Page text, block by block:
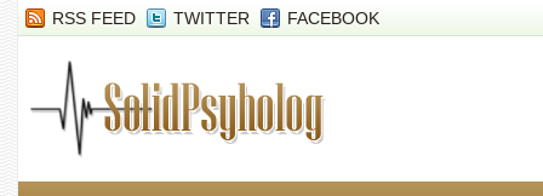
RSS FEED TWITTER FACEBOOK